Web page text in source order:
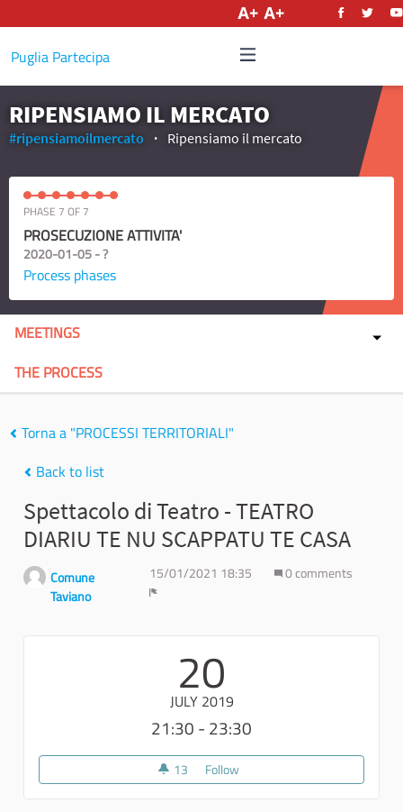
Puglia Partecipa
RIPENSIAMO IL MERCATO
#ripensiamoilmercato Ripensiamo il mercato
PHASE 7 OF 7
PROSECUZIONE ATTIVITA'
2020-01-05 - ?
Process phases
MEETINGS
THE PROCESS
Torna a "PROCESSI TERRITORIALI"
Back to list
Spettacolo di Teatro - TEATRO
DIARIU TE NU SCAPPATU TE CASA
Comune
Taviano
15/01/2021 18:35
0 comments
20
JULY 2019
21:30 - 23:30
13 13 followers
Follow